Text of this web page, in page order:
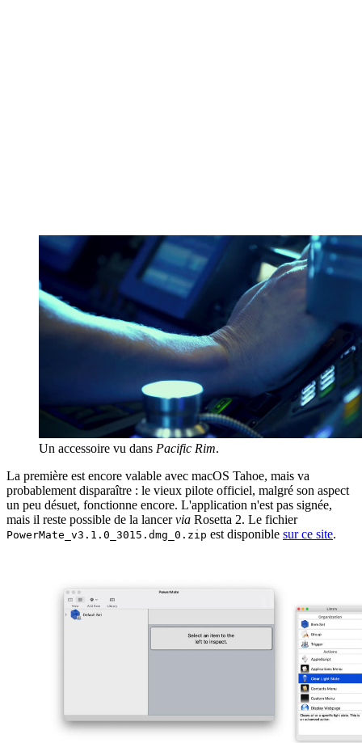
Un accessoire vu dans Pacific Rim.
La première est encore valable avec macOS Tahoe, mais va
probablement disparaître : le vieux pilote officiel, malgré son aspect
un peu désuet, fonctionne encore. L'application n'est pas signée,
mais il reste possible de la lancervia Rosetta 2. Le fichier
PowerMate_v3.1.0_3015.dmg_0.zip est disponible sur ce site.